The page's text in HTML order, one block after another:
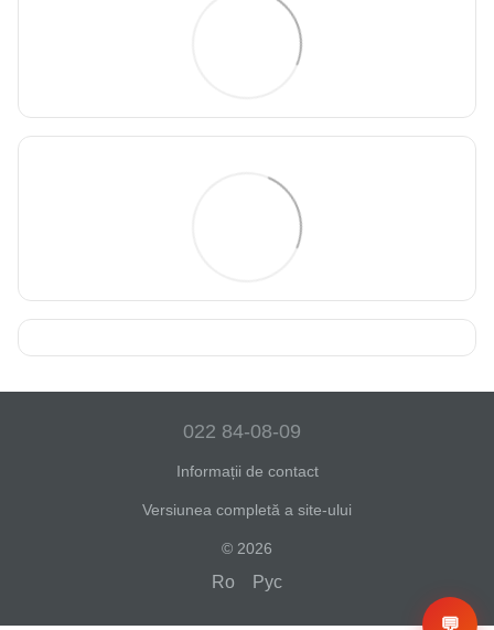
022 84-08-09
Informații de contact
Versiunea completă a site-ului
© 2026
Ro Рус
💬